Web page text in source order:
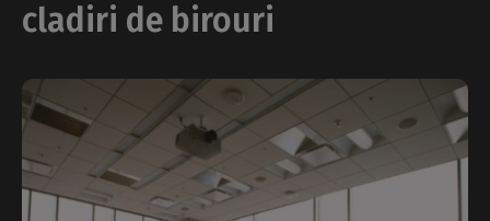
cladiri de birouri